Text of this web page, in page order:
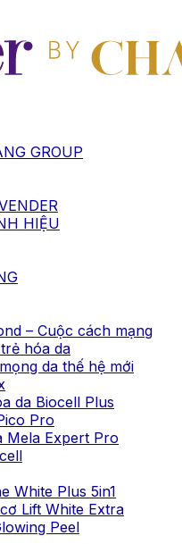
GROUP
HIỆU
– Cuộc cách mạng
hóa da
da thế hệ mới
da Biocell Plus
Pro
Mela Expert Pro
White Plus 5in1
Lift White Extra
Peel